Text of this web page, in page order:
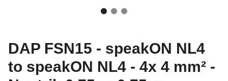
DAP FSN15 - speakON NL4
to speakON NL4 - 4x 4 mm² -